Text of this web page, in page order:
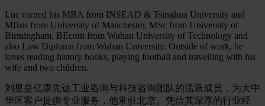
Luc earned his MBA from INSEAD & Tsinghua University and
MBus from University of Manchester, MSc from University of
Birmingham, BEcom from Wuhan University of Technology and
also Law Diploma from Wuhan University. Outside of work, he
loves reading history books, playing football and travelling with his
wife and two children.
刘昱是亿康先达工业咨询与科技咨询团队的活跃成员，为大中
华区客户提供专业服务，他常驻北京。凭借其深厚的行业经